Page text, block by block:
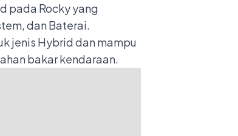
pada Rocky yang
dan Baterai.
jenis Hybrid dan mampu
bakar kendaraan.